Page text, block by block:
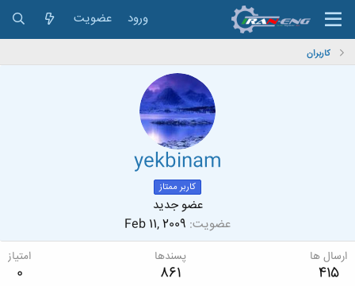
ورود عضویت
کاربران
yekbinam
کاربر ممتاز
عضو جدید
عضویت Feb 11, 2009
ارسال ها
415
پسندها
861
امتیاز
0